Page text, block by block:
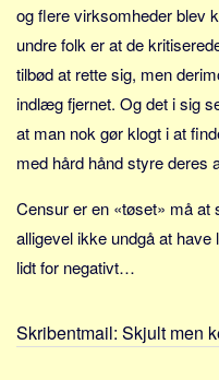
Sverige
Norge
Thailand
Grækenland
Nøgleord
Job
og flere virksomheder blev
undre folk er at de
tilbød at rette sig, men
indlæg fjernet. Og det i sig
at man nok gør klogt i at
med hård hånd styre deres
Censur er en «tøset» må at
alligevel ikke undgå at
lidt for negativt…
Skribentmail: Skjult men